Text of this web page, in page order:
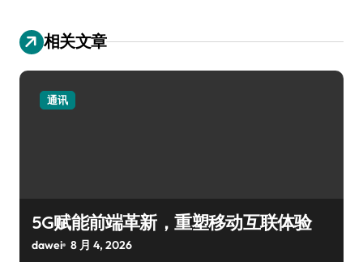
相关文章
通讯
5G赋能前端革新，重塑移动互联体验
dawei 8 月 4, 2026